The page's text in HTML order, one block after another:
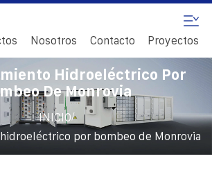
Nosotros Contacto Proyectos
Hidroeléctrico Por
De Monrovia
INICIO/
por bombeo de Monrovia